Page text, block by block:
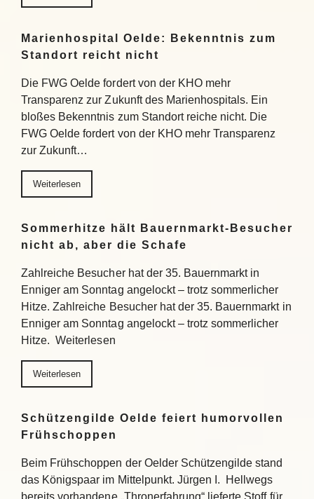
Marienhospital Oelde: Bekenntnis zum
Standort reicht nicht
Die FWG Oelde fordert von der KHO mehr
Transparenz zur Zukunft des Marienhospitals. Ein
bloßes Bekenntnis zum Standort reiche nicht. Die
FWG Oelde fordert von der KHO mehr Transparenz
zur Zukunft…
Weiterlesen
Sommerhitze hält Bauernmarkt-Besucher
nicht ab, aber die Schafe
Zahlreiche Besucher hat der 35. Bauernmarkt in
Enniger am Sonntag angelockt – trotz sommerlicher
Hitze. Zahlreiche Besucher hat der 35. Bauernmarkt in
Enniger am Sonntag angelockt – trotz sommerlicher
Hitze. Weiterlesen
Weiterlesen
Schützengilde Oelde feiert humorvollen
Frühschoppen
Beim Frühschoppen der Oelder Schützengilde stand
das Königspaar im Mittelpunkt. Jürgen I. Hellwegs
bereits vorhandene „Thronerfahrung“ lieferte Stoff für